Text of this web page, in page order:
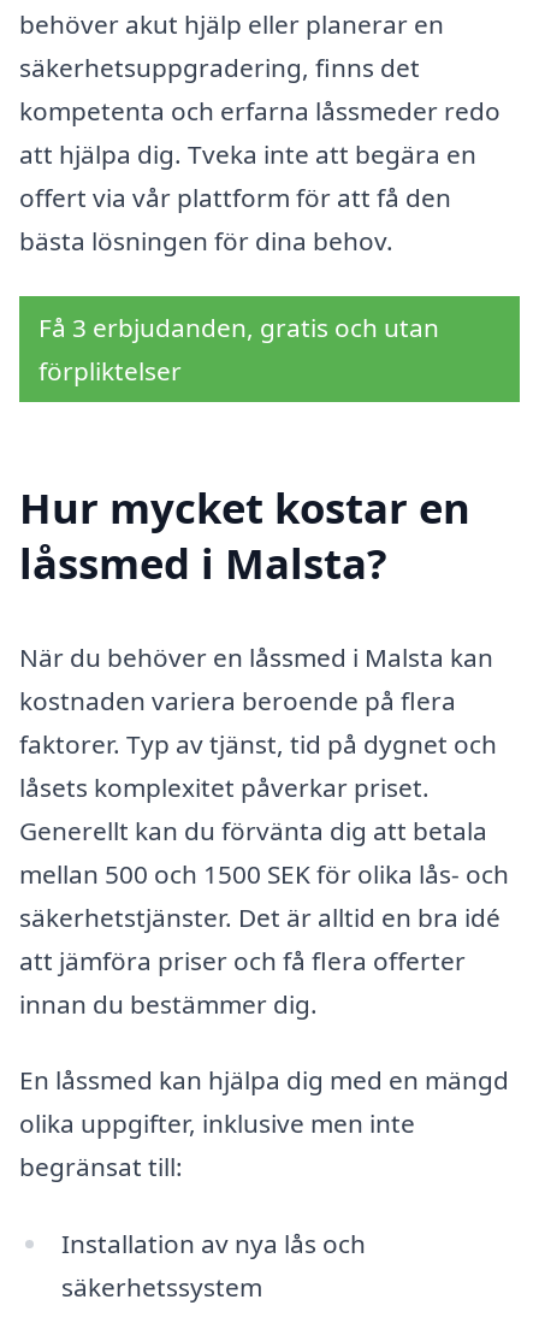
behöver akut hjälp eller planerar en
säkerhetsuppgradering, finns det
kompetenta och erfarna låssmeder redo
att hjälpa dig. Tveka inte att begära en
offert via vår plattform för att få den
bästa lösningen för dina behov.
Få 3 erbjudanden, gratis och utan
förpliktelser
Hur mycket kostar en
låssmed i Malsta?
När du behöver en låssmed i Malsta kan
kostnaden variera beroende på flera
faktorer. Typ av tjänst, tid på dygnet och
låsets komplexitet påverkar priset.
Generellt kan du förvänta dig att betala
mellan 500 och 1500 SEK för olika lås- och
säkerhetstjänster. Det är alltid en bra idé
att jämföra priser och få flera offerter
innan du bestämmer dig.
En låssmed kan hjälpa dig med en mängd
olika uppgifter, inklusive men inte
begränsat till:
Installation av nya lås och
säkerhetssystem